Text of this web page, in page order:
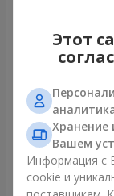
Букет "Твои
1 834 грн
Заказать
Этот
Хранение
Вашем
Информация с
cookie и